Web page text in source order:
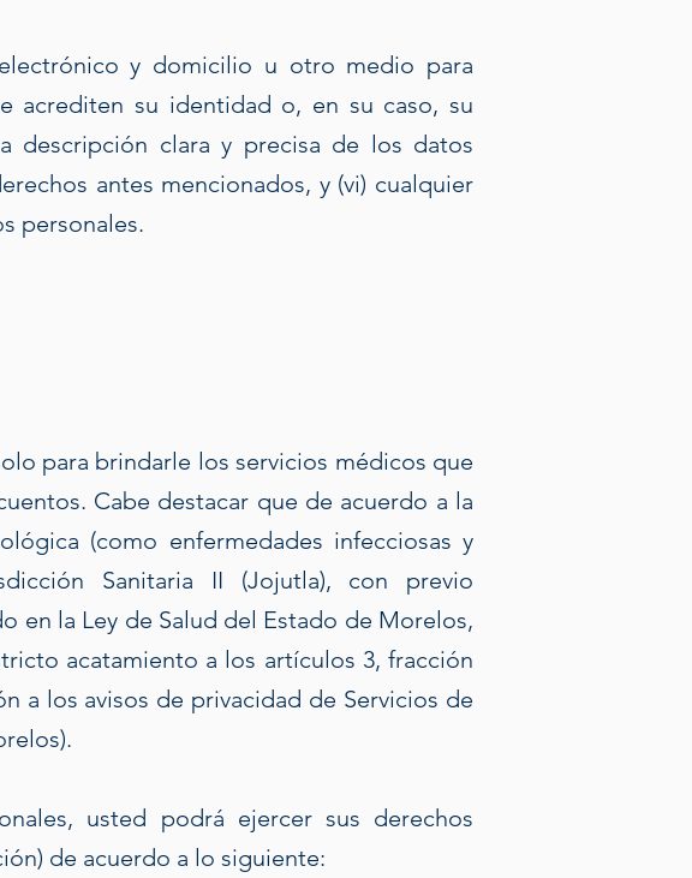
y domicilio u otro medio para
acrediten su identidad o, en su caso, su
descripción clara y precisa de los datos
antes mencionados, y (vi) cualquier
personales.
para brindarle los servicios médicos que
Cabe destacar que de acuerdo a la
(como enfermedades infecciosas y
Sanitaria II (Jojutla), con previo
en la Ley de Salud del Estado de Morelos,
acatamiento a los artículos 3, fracción
a los avisos de privacidad de Servicios de
usted podrá ejercer sus derechos
de acuerdo a lo siguiente: